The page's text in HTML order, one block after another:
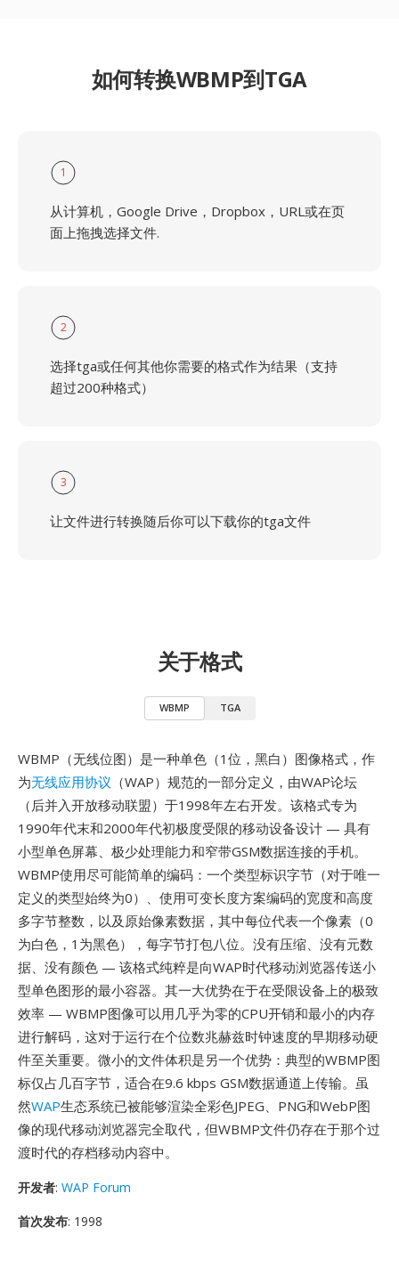
如何转换WBMP到TGA
1
从计算机，Google Drive，Dropbox，URL或在页
面上拖拽选择文件.
2
选择tga或任何其他你需要的格式作为结果（支持
超过200种格式）
3
让文件进行转换随后你可以下载你的tga文件
关于格式
WBMP TGA
WBMP（无线位图）是一种单色（1位，黑白）图像格式，作
为无线应用协议 （WAP）规范的一部分定义，由WAP论坛
（后并入开放移动联盟）于1998年左右开发。该格式专为
1990年代末和2000年代初极度受限的移动设备设计 — 具有
小型单色屏幕、极少处理能力和窄带GSM数据连接的手机。
WBMP使用尽可能简单的编码：一个类型标识字节（对于唯一
定义的类型始终为0）、使用可变长度方案编码的宽度和高度
多字节整数，以及原始像素数据，其中每位代表一个像素（0
为白色，1为黑色），每字节打包八位。没有压缩、没有元数
据、没有颜色 — 该格式纯粹是向WAP时代移动浏览器传送小
型单色图形的最小容器。其一大优势在于在受限设备上的极致
效率 — WBMP图像可以用几乎为零的CPU开销和最小的内存
进行解码，这对于运行在个位数兆赫兹时钟速度的早期移动硬
件至关重要。微小的文件体积是另一个优势：典型的WBMP图
标仅占几百字节，适合在9.6 kbps GSM数据通道上传输。虽
然WAP生态系统已被能够渲染全彩色JPEG、PNG和WebP图
像的现代移动浏览器完全取代，但WBMP文件仍存在于那个过
渡时代的存档移动内容中。
开发者: WAP Forum
首次发布: 1998